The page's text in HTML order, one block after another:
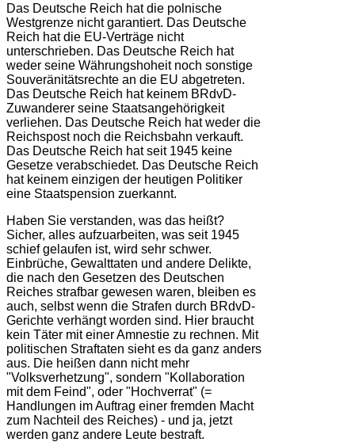
Das Deutsche Reich hat die polnische
Westgrenze nicht garantiert. Das Deutsche
Reich hat die EU-Verträge nicht
unterschrieben. Das Deutsche Reich hat
weder seine Währungshoheit noch sonstige
Souveränitätsrechte an die EU abgetreten.
Das Deutsche Reich hat keinem BRdvD-
Zuwanderer seine Staatsangehörigkeit
verliehen. Das Deutsche Reich hat weder die
Reichspost noch die Reichsbahn verkauft.
Das Deutsche Reich hat seit 1945 keine
Gesetze verabschiedet. Das Deutsche Reich
hat keinem einzigen der heutigen Politiker
eine Staatspension zuerkannt.
Haben Sie verstanden, was das heißt?
Sicher, alles aufzuarbeiten, was seit 1945
schief gelaufen ist, wird sehr schwer.
Einbrüche, Gewalttaten und andere Delikte,
die nach den Gesetzen des Deutschen
Reiches strafbar gewesen waren, bleiben es
auch, selbst wenn die Strafen durch BRdvD-
Gerichte verhängt worden sind. Hier braucht
kein Täter mit einer Amnestie zu rechnen. Mit
politischen Straftaten sieht es da ganz anders
aus. Die heißen dann nicht mehr
"Volksverhetzung", sondern "Kollaboration
mit dem Feind", oder "Hochverrat" (=
Handlungen im Auftrag einer fremden Macht
zum Nachteil des Reiches) - und ja, jetzt
werden ganz andere Leute bestraft.